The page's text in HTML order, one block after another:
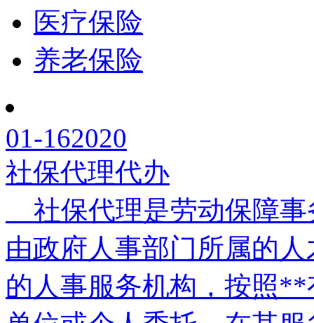
医疗保险
养老保险
01-162020
社保代理代办
社保代理是劳动保障事
由政府人事部门所属的
的人事服务机构，按照